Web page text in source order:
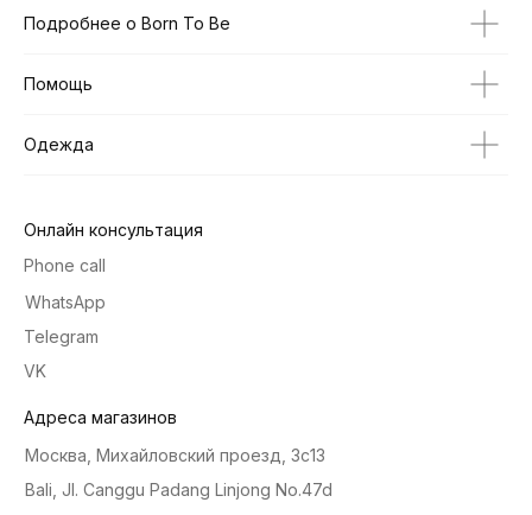
Подробнее о Born To Be
Помощь
Одежда
Онлайн консультация
Адреса магазинов
WhatsApp
Telegram
Москва, Михайловский проезд, 3с13
Bali, Jl. Canggu Padang Linjong No.47d
VK
Phone call